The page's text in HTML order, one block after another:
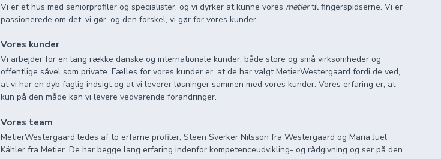
Vi er et hus med seniorprofiler og specialister, og vi dyrker at kunne vores metiertil fingerspidserne. Vi er
passionerede om det, vi gør, og den forskel, vi gør for vores kunder.
Vores kunder
Vi arbejder for en lang række danske og internationale kunder, både store og små virksomheder og
offentlige såvel som private. Fælles for vores kunder er, at de har valgt MetierWestergaard fordi de ved,
at vi har en dyb faglig indsigt og at vi leverer løsninger sammen med vores kunder. Vores erfaring er, at
kun på den måde kan vi levere vedvarende forandringer.
Vores team
MetierWestergaard ledes af to erfarne profiler, Steen Sverker Nilsson fra Westergaard og Maria Juel
Kähler fra Metier. De har begge lang erfaring indenfor kompetenceudvikling- og rådgivning og ser på den